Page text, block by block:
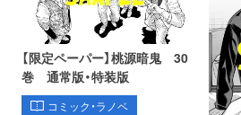
【限定ペーパー】桃源暗鬼 30
巻 通常版・特装版
コミック・ラノベ